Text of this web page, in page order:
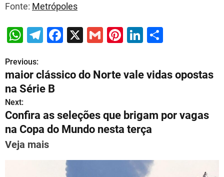
Fonte: Metrópoles
W
at
s
A
p
p
T
e
gr
a
m
F
c
e
o
o
X
G
ai
l
Pi
er
e
Li
e
n
e
P
o
s
t
n
Previous:
maior clássico do Norte vale vidas opostas
na Série B
Next:
Confira as seleções que brigam por vagas
na Copa do Mundo nesta terça
Veja mais